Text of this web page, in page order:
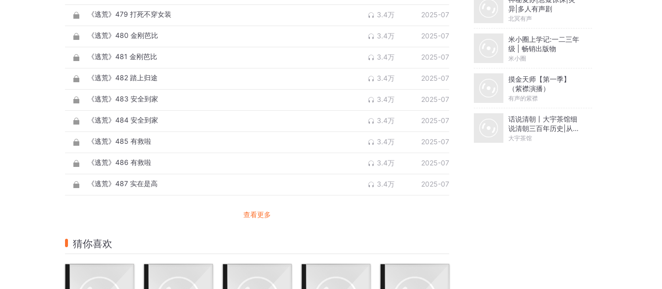
《逃荒》479 打死不穿女装 3.4万 2025-07
《逃荒》480 金刚芭比 3.4万 2025-07
《逃荒》481 金刚芭比 3.4万 2025-07
《逃荒》482 踏上归途 3.4万 2025-07
《逃荒》483 安全到家 3.4万 2025-07
《逃荒》484 安全到家 3.4万 2025-07
《逃荒》485 有救啦 3.4万 2025-07
《逃荒》486 有救啦 3.4万 2025-07
《逃荒》487 实在是高 3.4万 2025-07
查看更多
猜你喜欢
异|多人有声剧
北冥有声
米小圈上学记:一二三年
级 | 畅销出版物
米小圈
摸金天师【第一季】
（紫襟演播）
有声的紫襟
话说清朝丨大宇茶馆细
说清朝三百年历史|从努
尔哈赤到末代皇帝溥仪|
大宇茶馆